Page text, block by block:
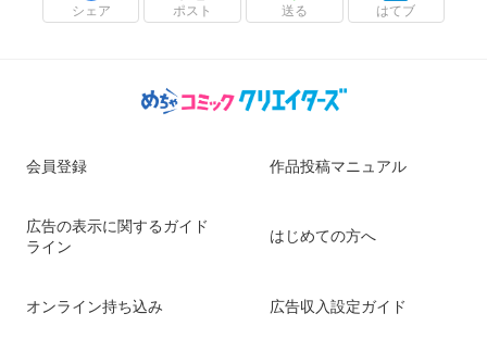
シェア ポスト 送る はてブ
会員登録 作品投稿マニュアル
広告の表示に関するガイド
ライン
はじめての方へ
オンライン持ち込み 広告収入設定ガイド